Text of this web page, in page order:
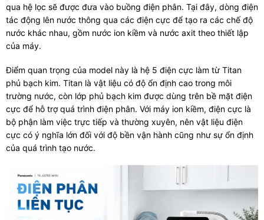
qua hệ lọc sẽ được đưa vào buồng điện phân. Tại đây, dòng điện
tác động lên nước thông qua các điện cực để tạo ra các chế độ
nước khác nhau, gồm nước ion kiềm và nước axit theo thiết lập
của máy.
Điểm quan trọng của model này là hệ 5 điện cực làm từ Titan
phủ bạch kim. Titan là vật liệu có độ ổn định cao trong môi
trường nước, còn lớp phủ bạch kim được dùng trên bề mặt điện
cực để hỗ trợ quá trình điện phân. Với máy ion kiềm, điện cực là
bộ phận làm việc trực tiếp và thường xuyên, nên vật liệu điện
cực có ý nghĩa lớn đối với độ bền vận hành cũng như sự ổn định
của quá trình tạo nước.